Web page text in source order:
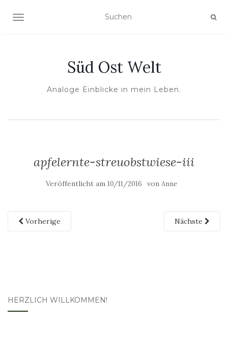
NAVIGATION UMSCHALTEN
Süd Ost Welt
Analoge Einblicke in mein Leben.
apfelernte-streuobstwiese-iii
Veröffentlicht am 10/11/2016 von Anne
Vorherige Nächste
HERZLICH WILLKOMMEN!